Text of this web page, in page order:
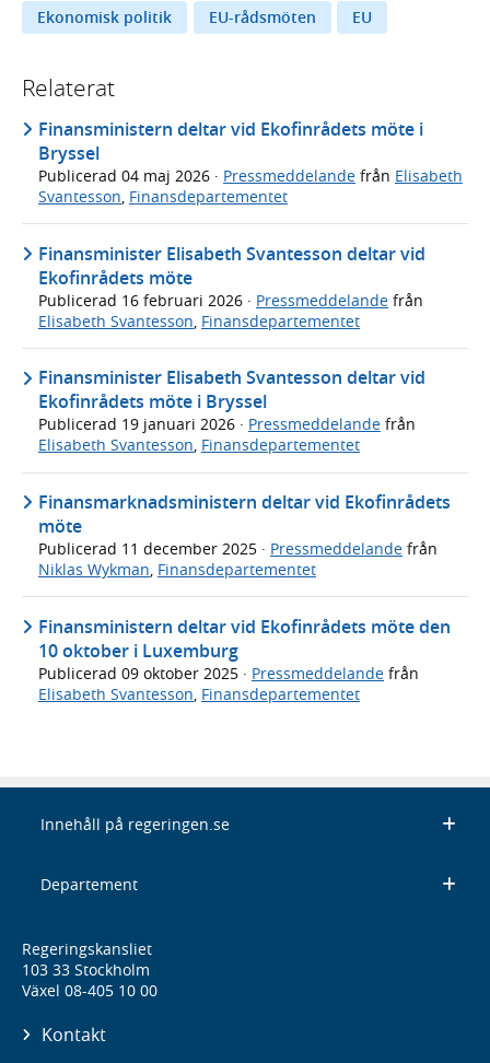
Ekonomisk politik
EU-rådsmöten EU
Relaterat
Finansministern deltar vid Ekofinrådets möte i
Bryssel
Publicerad 04 maj 2026 · Pressmeddelande från Elisabeth
Svantesson, Finansdepartementet
Finansminister Elisabeth Svantesson deltar vid
Ekofinrådets möte
Publicerad 16 februari 2026 · Pressmeddelande från
Elisabeth Svantesson Finansdepartementet
Finansminister Elisabeth Svantesson deltar vid
Ekofinrådets möte i Bryssel
Publicerad 19 januari 2026 · Pressmeddelande från
Elisabeth Svantesson, Finansdepartementet
Finansmarknadsministern deltar vid Ekofinrådets
möte
Publicerad 11 december 2025 · Pressmeddelande från
Niklas Wykman, Finansdepartementet
Finansministern deltar vid Ekofinrådets möte den
10 oktober i Luxemburg
Publicerad 09 oktober 2025 · Pressmeddelande från
Elisabeth Svantesson Finansdepartementet
Innehåll på regeringen.se
Departement
Regeringskansliet
103 33 Stockholm
Växel 08-405 10 00
Kontakt